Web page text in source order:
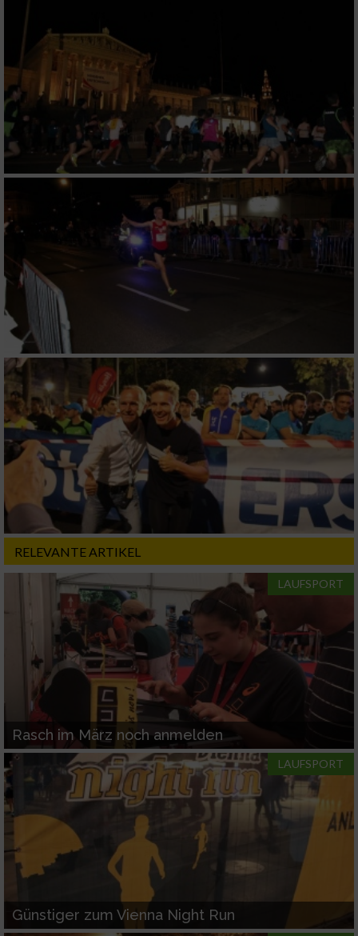
RELEVANTE ARTIKEL
LAUFSPORT
Rasch im März noch anmelden
LAUFSPORT
Günstiger zum Vienna Night Run
Entwicklung und Verbesserung der Angebote
Verwendung reduzierter Daten zur Auswahl
von Inhalten
IAB-Besonderheiten:
Verwendung genauer Standortdaten
Geräte anhand von aktiv angeforderten
Informationen identifizieren
Nicht-IAB-Verarbeitungszwecke:
Notwendig
Performance
Funktional
Werbung